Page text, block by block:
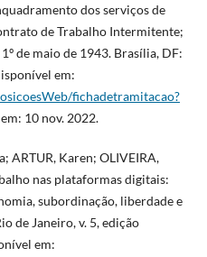
dos serviços de
de Trabalho Intermitente;
de maio de 1943. Brasília, DF:
em:
fichadetramitacao?
10 nov. 2022.
ARTUR, Karen; OLIVEIRA,
nas plataformas digitais:
subordinação, liberdade e
de Janeiro, v. 5, edição
em: